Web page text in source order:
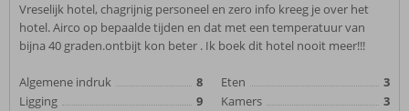
Vreselijk hotel, chagrijnig personeel en zero info kreeg je over het
hotel. Airco op bepaalde tijden en dat met een temperatuur van
bijna 40 graden.ontbijt kon beter . Ik boek dit hotel nooit meer!!!
Algemene indruk
8
Ligging
9
Eten
3
Kamers
3